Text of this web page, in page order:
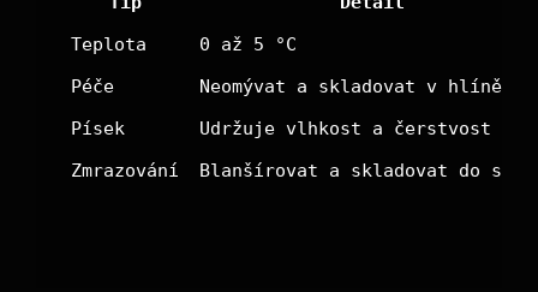
Teplota
0 až 5 °C
Péče
Neomývat a skladovat v hlíně
Písek
Udržuje vlhkost a čerstvost
Zmrazování
Blanšírovat a skladovat do